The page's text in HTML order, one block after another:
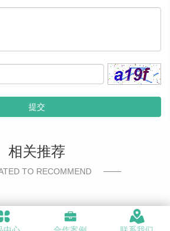
提交
相关推荐
TO RECOMMEND